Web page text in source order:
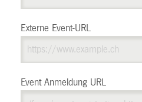
Externe Event-URL
Event Anmeldung URL